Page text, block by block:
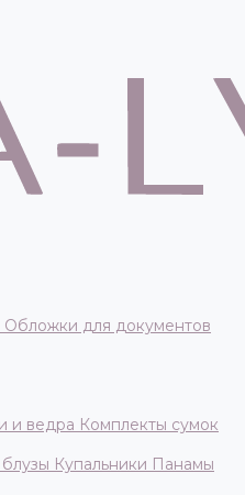
Обложки для документов
и ведра Комплекты сумок
Купальники Панамы